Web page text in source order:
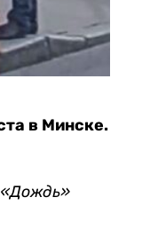
в Минске.
«Дождь»